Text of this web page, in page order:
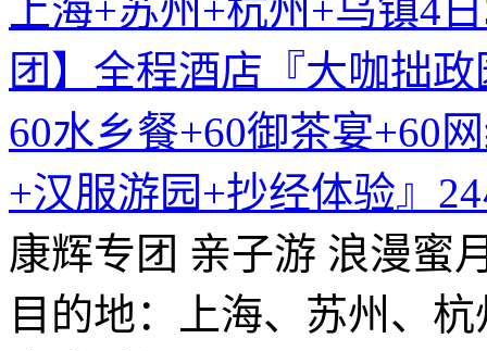
上海+苏州+杭州+乌镇4
团】全程酒店『大咖拙
60水乡餐+60御茶宴+60
+汉服游园+抄经体验』
康辉专团 亲子游 浪漫蜜
目的地：上海、苏州、